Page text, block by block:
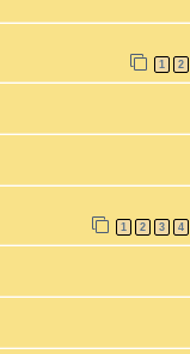
1 2
1 2 3 4